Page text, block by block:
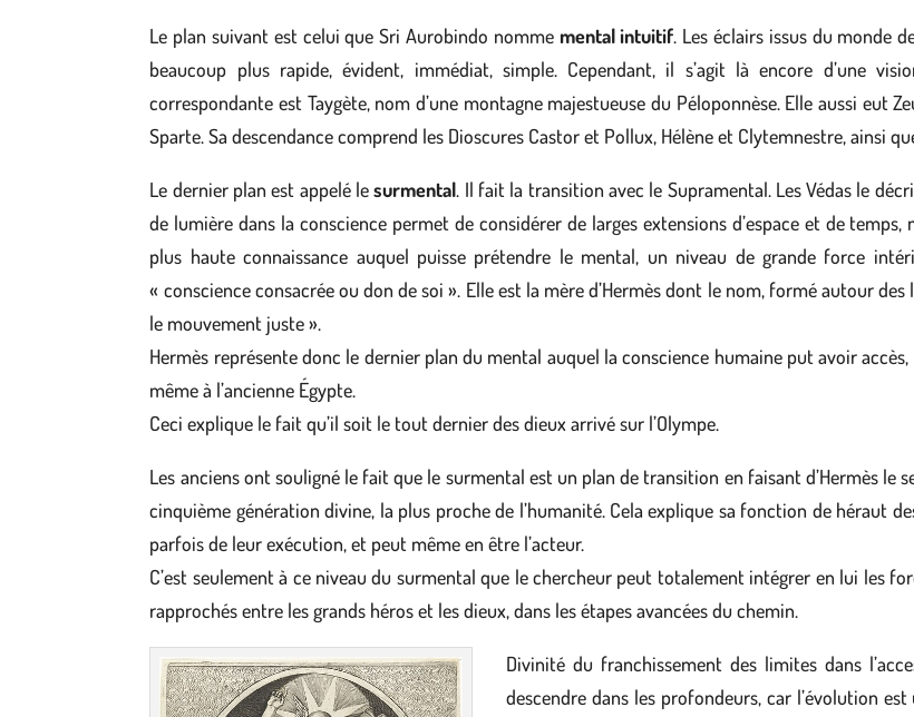
Le plan suivant est celui que Sri Aurobindo nomme mental intuitif. Les éclairs issus du monde
beaucoup plus rapide, évident, immédiat, simple. Cependant, il s’agit là encore d’une
correspondante est Taygète, nom d’une montagne majestueuse du Péloponnèse. Elle aussi eut
Sparte. Sa descendance comprend les Dioscures Castor et Pollux, Hélène et Clytemnestre, ainsi
Le dernier plan est appelé lesurmental. Il fait la transition avec le Supramental. Les Védas le
de lumière dans la conscience permet de considérer de larges extensions d’espace et de temps,
plus haute connaissance auquel puisse prétendre le mental, un niveau de grande force
« conscience consacrée ou don de soi ». Elle est la mère d’Hermès dont le nom, formé autour
le mouvement juste ».
Hermès représente donc le dernier plan du mental auquel la conscience humaine put avoir
même à l’ancienne Égypte.
Ceci explique le fait qu’il soit le tout dernier des dieux arrivé sur l’Olympe.
Les anciens ont souligné le fait que le surmental est un plan de transition en faisant d’Hermès le
cinquième génération divine, la plus proche de l’humanité. Cela explique sa fonction de héraut
parfois de leur exécution, et peut même en être l’acteur.
C’est seulement à ce niveau du surmental que le chercheur peut totalement intégrer en lui les
rapprochés entre les grands héros et les dieux, dans les étapes avancées du chemin.
Divinité du franchissement des limites dans
descendre dans les profondeurs, car l’évolution